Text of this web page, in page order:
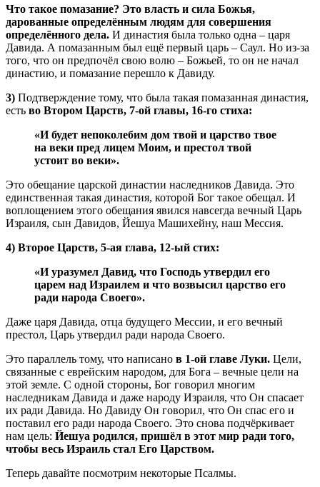
Что такое помазание? Это власть и сила Божья,
дарованные определённым людям для совершения
определённого дела. И династия была только одна – царя
Давида. А помазанным был ещё первый царь – Саул. Но из-за
того, что он предпочёл свою волю – Божьей, то он не начал
династию, и помазание перешло к Давиду.
3) Подтверждение тому, что была такая помазанная династия,
есть во Втором Царств, 7-ой главы, 16-го стиха:
«И будет непоколебим дом твой и царство твое
на веки пред лицем Моим, и престол твой
устоит во веки».
Это обещание царской династии наследников Давида. Это
единственная такая династия, которой Бог такое обещал. И
воплощением этого обещания явился навсегда вечный Царь
Израиля, сын Давидов, Йешуа Машихейну, наш Мессия.
4) Второе Царств, 5-ая глава, 12-ый стих:
«И уразумел Давид, что Господь утвердил его
царем над Израилем и что возвысил царство его
ради народа Своего».
Даже царя Давида, отца будущего Мессии, и его вечный
престол, Царь утвердил ради народа Своего.
Это параллель тому, что написано в 1-ой главе Луки. Цели,
связанные с еврейским народом, для Бога – вечные цели на
этой земле. С одной стороны, Бог говорил многим
наследникам Давида и даже народу Израиля, что Он спасает
их ради Давида. Но Давиду Он говорил, что Он спас его и
поставил его ради народа Своего. Это снова подчёркивает
нам цель: Йешуа родился, пришёл в этот мир ради того,
чтобы весь Израиль стал Его Царством.
Теперь давайте посмотрим некоторые Псалмы.